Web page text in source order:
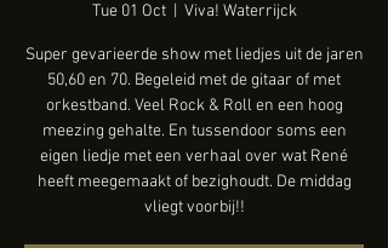
Tue 01 Oct
  |
Viva! Waterrijck
Super gevarieerde show met liedjes uit de jaren
50,60 en 70. Begeleid met de gitaar of met
orkestband. Veel Rock & Roll en een hoog
meezing gehalte. En tussendoor soms een
eigen liedje met een verhaal over wat René
heeft meegemaakt of bezighoudt. De middag
vliegt voorbij!!